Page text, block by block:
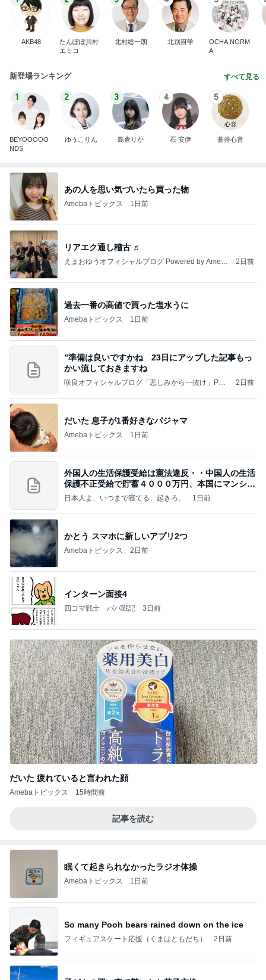
AKB48
たんぽぽ川村
エミコ
北村総一朗 北別府学
OCHA NORM
A
新登場ランキング すべて見る
1
BEYOOOOO
NDS
2
ゆうこりん
3
島倉りか
4
石 安伊
5
蒼井心音
あの人を思い気づいたら買った物
Amebaトピックス 1日前
リアエク通し稽古 ♬
えまおゆうオフィシャルブログ Powered by Ameb
2日前
過去一番の高値で買った塩水うに
Amebaトピックス 1日前
”準備は良いですかね 23日にアップした記事もっ
かい流しておきますね
咲良オフィシャルブログ「悲しみから一抜け」Pow
2日前
だいた 息子が1番好きなパジャマ
Amebaトピックス 1日前
外国人の生活保護受給は憲法違反・・中国人の生活
保護不正受給で貯蓄４０００万円、本国にマンショ
ンを
日本人よ、いつまで寝てる、起きろ。 1日前
かとう スマホに新しいアプリ2つ
Amebaトピックス 2日前
インターン面接4
四コマ戦士 パパ戦記 3日前
だいた 疲れていると言われた顔
Amebaトピックス 15時間前
記事を読む
眠くて起きられなかったラジオ体操
Amebaトピックス 1日前
So many Pooh bears rained down on the ice
フィギュアスケート応援（くまはともだち） 2日前